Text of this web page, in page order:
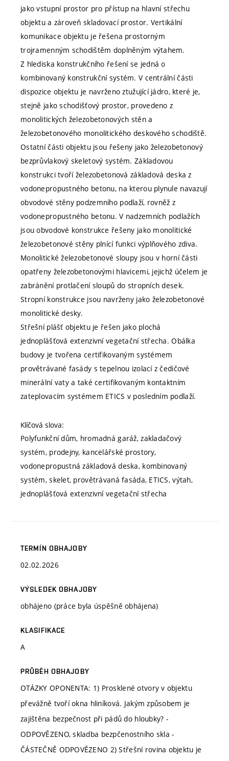
jako vstupní prostor pro přístup na hlavní střechu
objektu a zároveň skladovací prostor. Vertikální
komunikace objektu je řešena prostorným
trojramenným schodištěm doplněným výtahem.
Z hlediska konstrukčního řešení se jedná o
kombinovaný konstrukční systém. V centrální části
dispozice objektu je navrženo ztužující jádro, které je,
stejně jako schodišťový prostor, provedeno z
monolitických železobetonových stěn a
železobetonového monolitického deskového schodiště.
Ostatní části objektu jsou řešeny jako železobetonový
bezprůvlakový skeletový systém. Základovou
konstrukci tvoří železobetonová základová deska z
vodonepropustného betonu, na kterou plynule navazují
obvodové stěny podzemního podlaží, rovněž z
vodonepropustného betonu. V nadzemních podlažích
jsou obvodové konstrukce řešeny jako monolitické
železobetonové stěny plnící funkci výplňového zdiva.
Monolitické železobetonové sloupy jsou v horní části
opatřeny železobetonovými hlavicemi, jejichž účelem je
zabránění protlačení sloupů do stropních desek.
Stropní konstrukce jsou navrženy jako železobetonové
monolitické desky.
Střešní plášť objektu je řešen jako plochá
jednoplášťová extenzivní vegetační střecha. Obálka
budovy je tvořena certifikovaným systémem
provětrávané fasády s tepelnou izolací z čedičové
minerální vaty a také certifikovaným kontaktním
zateplovacím systémem ETICS v posledním podlaží.
Klíčová slova:
Polyfunkční dům, hromadná garáž, zakladačový
systém, prodejny, kancelářské prostory,
vodonepropustná základová deska, kombinovaný
systém, skelet, provětrávaná fasáda, ETICS, výtah,
jednoplášťová extenzivní vegetační střecha
TERMÍN OBHAJOBY
02.02.2026
VÝSLEDEK OBHAJOBY
obhájeno (práce byla úspěšně obhájena)
KLASIFIKACE
A
PRŮBĚH OBHAJOBY
OTÁZKY OPONENTA: 1) Prosklené otvory v objektu
převážně tvoří okna hliníková. Jakým způsobem je
zajištěna bezpečnost při pádů do hloubky? -
ODPOVĚZENO, skladba bezpčenostního skla -
ČÁSTEČNĚ ODPOVĚZENO 2) Střešní rovina objektu je